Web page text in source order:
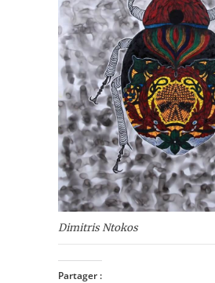
Dimitris Ntokos
Partager :